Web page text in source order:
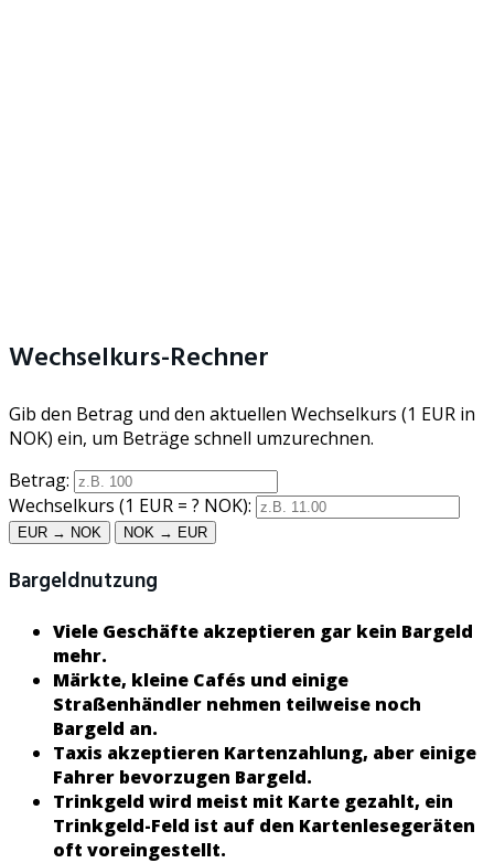
Wechselkurs-Rechner
Gib den Betrag und den aktuellen Wechselkurs (1 EUR in
NOK) ein, um Beträge schnell umzurechnen.
Betrag:
Wechselkurs (1 EUR = ? NOK):
EUR → NOK NOK → EUR
Bargeldnutzung
Viele Geschäfte akzeptieren gar kein Bargeld
mehr.
Märkte, kleine Cafés und einige
Straßenhändler nehmen teilweise noch
Bargeld an.
Taxis akzeptieren Kartenzahlung, aber einige
Fahrer bevorzugen Bargeld.
Trinkgeld wird meist mit Karte gezahlt, ein
Trinkgeld-Feld ist auf den Kartenlesegeräten
oft voreingestellt.